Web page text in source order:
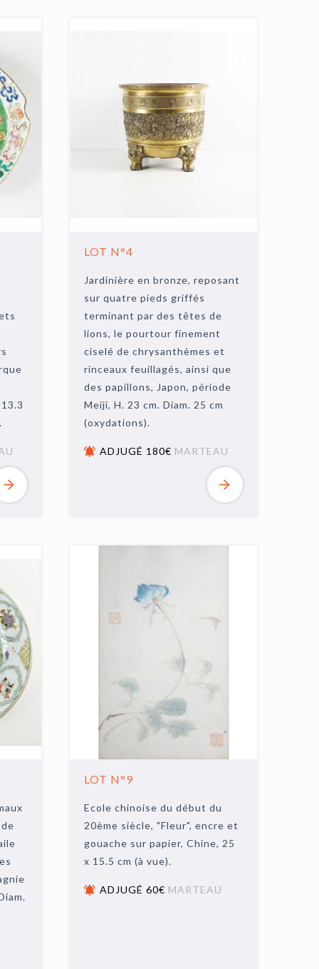
LOT N°4
Jardinière en bronze, reposant
sur quatre pieds griffés
terminant par des têtes de
lions, le pourtour finement
ciselé de chrysanthèmes et
rinceaux feuillagés, ainsi que
des papillons, Japon, période
Meiji, H. 23 cm. Diam. 25 cm
(oxydations).
ADJUGÉ 180€ MARTEAU
LOT N°9
Ecole chinoise du début du
20ème siècle, "Fleur", encre et
gouache sur papier, Chine, 25
x 15.5 cm (à vue).
ADJUGÉ 60€ MARTEAU